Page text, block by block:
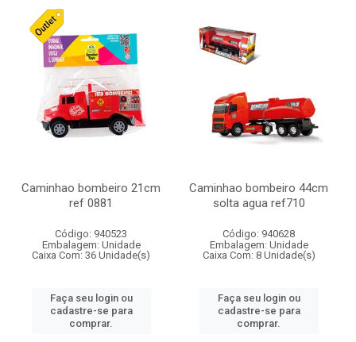
Caminhao bombeiro 21cm
ref 0881
Código: 940523
Embalagem: Unidade
Caixa Com: 36 Unidade(s)
Faça seu login ou
cadastre-se para
comprar.
Caminhao bombeiro 44cm
solta agua ref710
Código: 940628
Embalagem: Unidade
Caixa Com: 8 Unidade(s)
Faça seu login ou
cadastre-se para
comprar.